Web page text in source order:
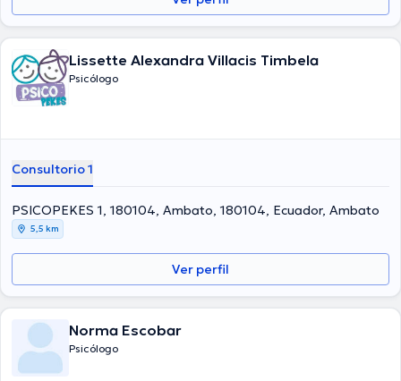
Lissette Alexandra Villacis Timbela
Psicólogo
Consultorio 1
PSICOPEKES 1, 180104, Ambato, 180104, Ecuador, Ambato
5,5 km
Ver perfil
Norma Escobar
Psicólogo